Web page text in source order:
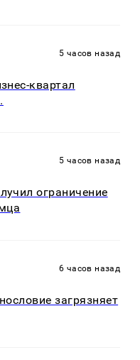
5 часов назад
квартал
5 часов назад
ограничение
6 часов назад
загрязняет